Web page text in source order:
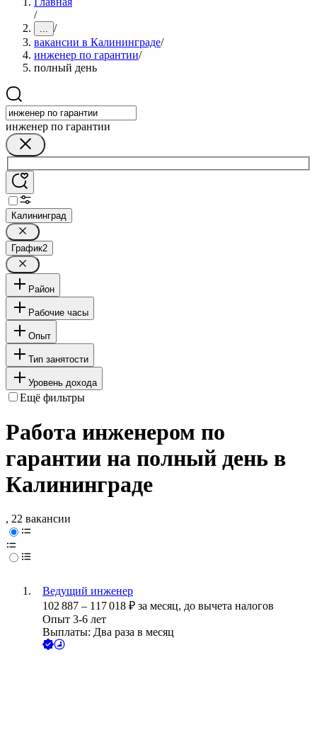
/
... /
вакансии в Калининграде/
инженер по гарантии/
полный день
инженер по гарантии
Калининград
График2
Район
Рабочие часы
Опыт
Тип занятости
Уровень дохода
Ещё фильтры
Работа инженером по
гарантии на полный день в
Калининграде
, 22 вакансии
Ведущий инженер
102 887 – 117 018 ₽ за месяц, до вычета налогов
Опыт 3-6 лет
Выплаты: Два раза в месяц